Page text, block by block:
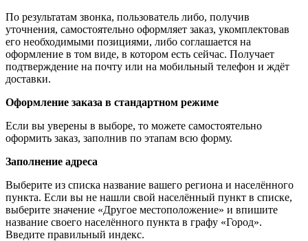
По результатам звонка, пользователь либо, получив
уточнения, самостоятельно оформляет заказ, укомплектовав
его необходимыми позициями, либо соглашается на
оформление в том виде, в котором есть сейчас. Получает
подтверждение на почту или на мобильный телефон и ждёт
доставки.
Оформление заказа в стандартном режиме
Если вы уверены в выборе, то можете самостоятельно
оформить заказ, заполнив по этапам всю форму.
Заполнение адреса
Выберите из списка название вашего региона и населённого
пункта. Если вы не нашли свой населённый пункт в списке,
выберите значение «Другое местоположение» и впишите
название своего населённого пункта в графу «Город».
Введите правильный индекс.